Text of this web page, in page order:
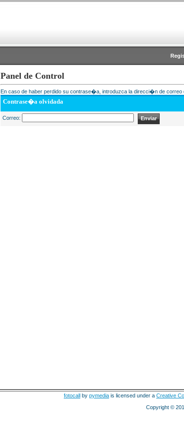
Panel de Control
En caso de haber perdido su contrase�a, introduzca la direcci�n de correo
Contrase�a olvidada
Correo:
fotocall by pymedia is licensed under a Creative
Copyright ©